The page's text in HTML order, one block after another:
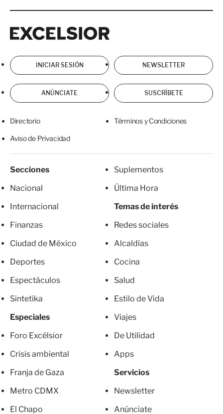
INICIAR SESIÓN NEWSLETTER
ANÚNCIATE SUSCRÍBETE
Directorio Términos y Condiciones
Aviso de Privacidad
Secciones
Nacional
Internacional
Finanzas
Ciudad de México
Deportes
Espectáculos
Sintetika
Especiales
Foro Excélsior
Crisis ambiental
Franja de Gaza
Metro CDMX
El Chapo
Suplementos
Última Hora
Temas de interés
Redes sociales
Alcaldías
Cocina
Salud
Estilo de Vida
Viajes
De Utilidad
Apps
Servicios
Newsletter
Anúnciate